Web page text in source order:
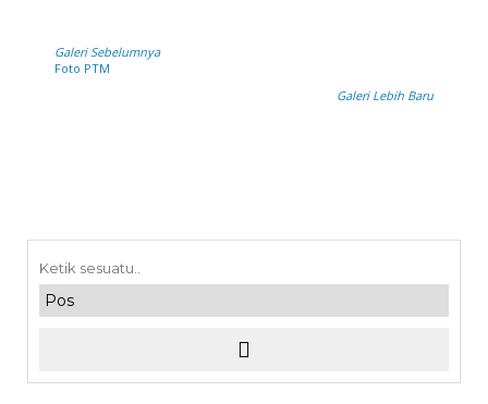
Galeri Sebelumnya
Foto PTM
Galeri Lebih Baru